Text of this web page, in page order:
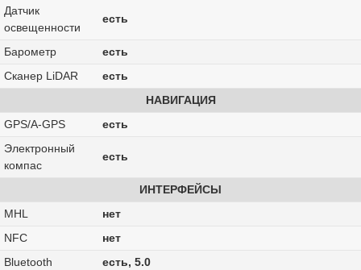
Датчик
освещенности
есть
Барометр
есть
Сканер LiDAR
есть
НАВИГАЦИЯ
GPS/A-GPS
есть
Электронный
компас
есть
ИНТЕРФЕЙСЫ
MHL
нет
NFC
нет
Bluetooth
есть, 5.0